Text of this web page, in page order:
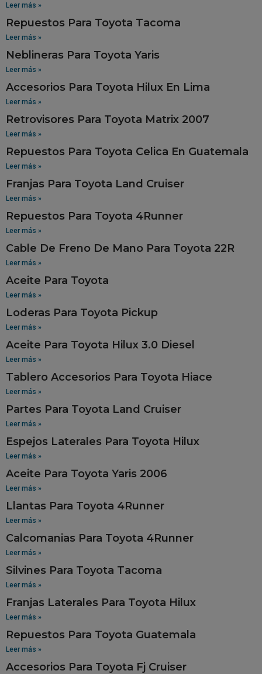
Leer más »
Repuestos Para Toyota Tacoma
Leer más »
Neblineras Para Toyota Yaris
Leer más »
Accesorios Para Toyota Hilux En Lima
Leer más »
Retrovisores Para Toyota Matrix 2007
Leer más »
Repuestos Para Toyota Celica En Guatemala
Leer más »
Franjas Para Toyota Land Cruiser
Leer más »
Repuestos Para Toyota 4Runner
Leer más »
Cable De Freno De Mano Para Toyota 22R
Leer más »
Aceite Para Toyota
Leer más »
Loderas Para Toyota Pickup
Leer más »
Aceite Para Toyota Hilux 3.0 Diesel
Leer más »
Tablero Accesorios Para Toyota Hiace
Leer más »
Partes Para Toyota Land Cruiser
Leer más »
Espejos Laterales Para Toyota Hilux
Leer más »
Aceite Para Toyota Yaris 2006
Leer más »
Llantas Para Toyota 4Runner
Leer más »
Calcomanias Para Toyota 4Runner
Leer más »
Silvines Para Toyota Tacoma
Leer más »
Franjas Laterales Para Toyota Hilux
Leer más »
Repuestos Para Toyota Guatemala
Leer más »
Accesorios Para Toyota Fj Cruiser